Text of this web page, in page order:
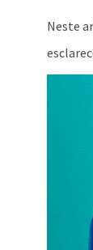
Neste